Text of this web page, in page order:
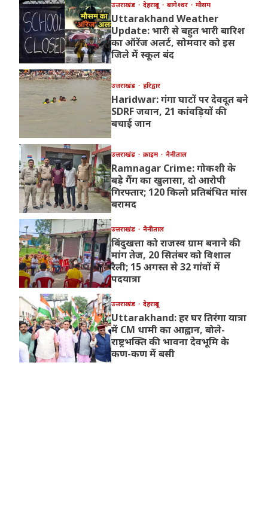
उत्तराखंड देहरादून बागेश्वर मौसम
Uttarakhand Weather
Update: भारी से बहुत भारी बारिश
का ऑरेंज अलर्ट, सोमवार को इस
जिले में स्कूल बंद
उत्तराखंड हरिद्वार
Haridwar: गंगा घाटों पर देवदूत बने
SDRF जवान, 21 कांवड़ियों की
बचाई जान
उत्तराखंड क्राइम नैनीताल
Ramnagar Crime: गोकशी के
बड़े गैंग का खुलासा, दो आरोपी
गिरफ्तार; 120 किलो प्रतिबंधित मांस
बरामद
उत्तराखंड नैनीताल
बिंदुखत्ता को राजस्व ग्राम बनाने की
मांग तेज, 20 सितंबर को विशाल
रैली; 15 अगस्त से 32 गांवों में
पदयात्रा
उत्तराखंड देहरादून
Uttarakhand: हर घर तिरंगा यात्रा
में CM धामी का आह्वान, बोले-
राष्ट्रभक्ति की भावना देवभूमि के
कण-कण में बसी